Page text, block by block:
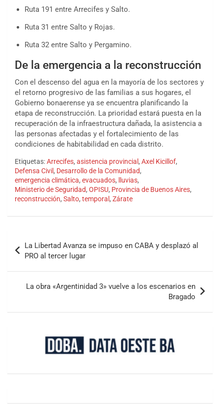
Ruta 191 entre Arrecifes y Salto.
Ruta 31 entre Salto y Rojas.
Ruta 32 entre Salto y Pergamino.
De la emergencia a la reconstrucción
Con el descenso del agua en la mayoría de los sectores y
el retorno progresivo de las familias a sus hogares, el
Gobierno bonaerense ya se encuentra planificando la
etapa de reconstrucción. La prioridad estará puesta en la
recuperación de la infraestructura dañada, la asistencia a
las personas afectadas y el fortalecimiento de las
condiciones de habitabilidad en cada distrito.
Etiquetas:Arrecifes, asistencia provincial , Axel Kicillof,
Defensa Civil , Desarrollo de la Comunidad,
emergencia climática, evacuados, lluvias,
Ministerio de Seguridad, OPISU, Provincia de Buenos Aires,
reconstrucción, Salto, temporal , Zárate
La Libertad Avanza se impuso en CABA y desplazó al
PRO al tercer lugar
La obra «Argentinidad 3» vuelve a los escenarios en
Bragado